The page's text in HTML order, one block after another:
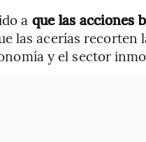
a que las acciones
las acerías recorten
y el sector